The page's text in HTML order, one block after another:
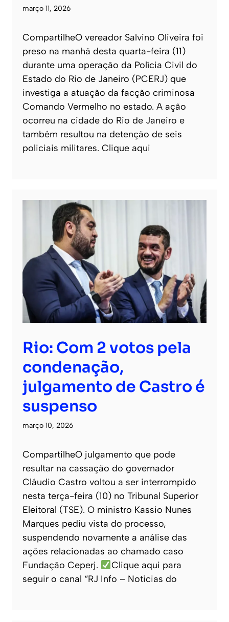
março 11, 2026
CompartilheO vereador Salvino Oliveira foi
preso na manhã desta quarta-feira (11)
durante uma operação da Polícia Civil do
Estado do Rio de Janeiro (PCERJ) que
investiga a atuação da facção criminosa
Comando Vermelho no estado. A ação
ocorreu na cidade do Rio de Janeiro e
também resultou na detenção de seis
policiais militares. Clique aqui
Rio: Com 2 votos pela
condenação,
julgamento de Castro é
suspenso
março 10, 2026
CompartilheO julgamento que pode
resultar na cassação do governador
Cláudio Castro voltou a ser interrompido
nesta terça-feira (10) no Tribunal Superior
Eleitoral (TSE). O ministro Kassio Nunes
Marques pediu vista do processo,
suspendendo novamente a análise das
ações relacionadas ao chamado caso
Fundação Ceperj.
Clique aqui para
seguir o canal “RJ Info – Noticias do